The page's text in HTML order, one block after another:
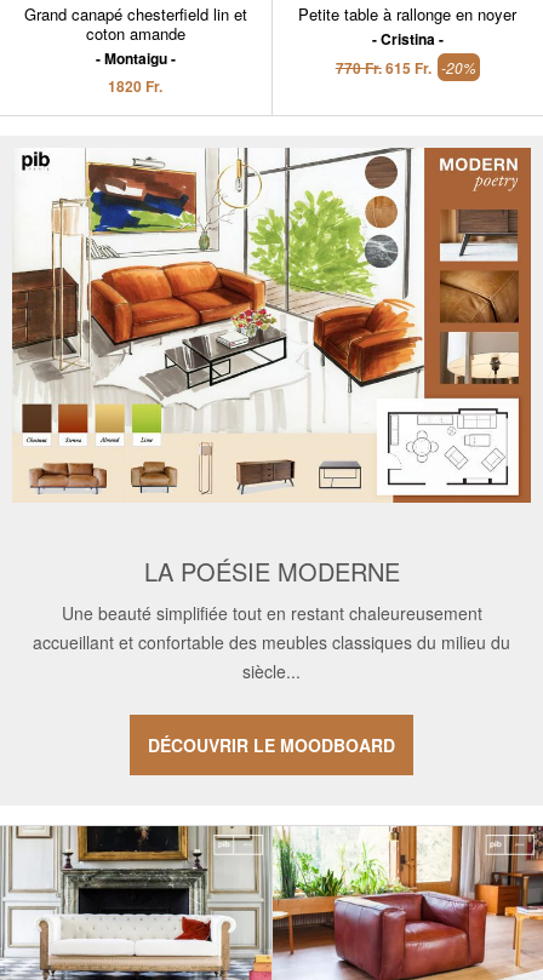
Grand canapé chesterfield lin et
coton amande
Montaigu
1820 Fr.
LA POÉSIE MODERNE
Une beauté simplifiée tout en restant chaleureusement
accueillant et confortable des meubles classiques du milieu du
siècle...
DÉCOUVRIR LE MOODBOARD
Petite table à rallonge en noyer
Cristina
770 Fr.615 Fr. -20%